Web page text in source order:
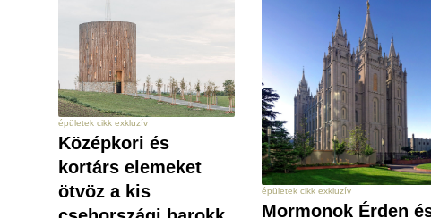
épületek cikk exkluzív
Középkori és
kortárs elemeket
ötvöz a kis
épületek cikk exkluzív
Mormonok Érden